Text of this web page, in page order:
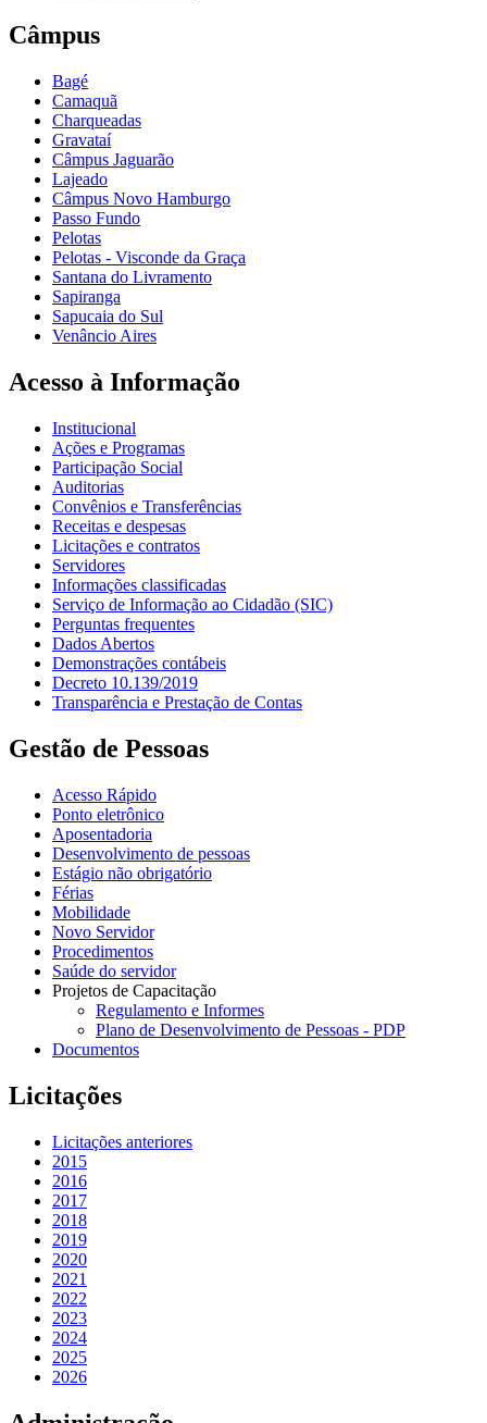
Câmpus
Bagé
Camaquã
Charqueadas
Gravataí
Câmpus Jaguarão
Lajeado
Câmpus Novo Hamburgo
Passo Fundo
Pelotas
Pelotas - Visconde da Graça
Santana do Livramento
Sapiranga
Sapucaia do Sul
Venâncio Aires
Acesso à Informação
Institucional
Ações e Programas
Participação Social
Auditorias
Convênios e Transferências
Receitas e despesas
Licitações e contratos
Servidores
Informações classificadas
Serviço de Informação ao Cidadão (SIC)
Perguntas frequentes
Dados Abertos
Demonstrações contábeis
Decreto 10.139/2019
Transparência e Prestação de Contas
Gestão de Pessoas
Acesso Rápido
Ponto eletrônico
Aposentadoria
Desenvolvimento de pessoas
Estágio não obrigatório
Férias
Mobilidade
Novo Servidor
Procedimentos
Saúde do servidor
Projetos de Capacitação
Regulamento e Informes
Plano de Desenvolvimento de Pessoas - PDP
Documentos
Licitações
Licitações anteriores
2015
2016
2017
2018
2019
2020
2021
2022
2023
2024
2025
2026